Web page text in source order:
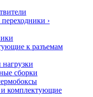
›
к разъемам
сборки
комплектующие